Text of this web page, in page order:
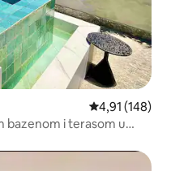
Prosječna
4,91 (148)
bazenom i terasom u